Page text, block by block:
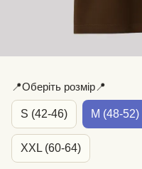
📍Оберіть розмір📍
S (42-46) M (48-52)
XXL (60-64)